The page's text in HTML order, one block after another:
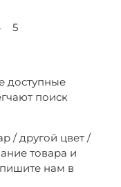
5
доступные
поиск
/ другой цвет /
товара и
нам в